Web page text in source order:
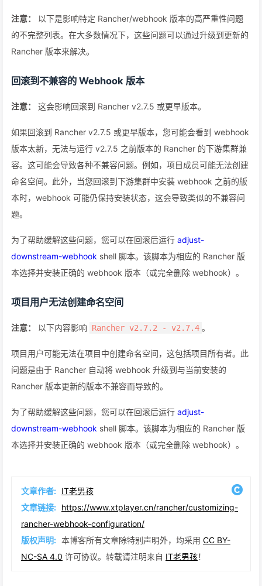
注意：
以下是影响特定 Rancher/webhook 版本的高严重性问题
的不完整列表。在大多数情况下，这些问题可以通过升级到更新的
Rancher 版本来解决。
回滚到不兼容的 Webhook 版本
注意： 这会影响回滚到 Rancher v2.7.5 或更早版本。
如果回滚到 Rancher v2.7.5 或更早版本，您可能会看到 webhook
版本太新，无法与运行 v2.7.5 之前版本的 Rancher 的下游集群兼
容。这可能会导致各种不兼容问题。例如，项目成员可能无法创建
命名空间。此外，当您回滚到下游集群中安装 webhook 之前的版
本时，webhook 可能仍保持安装状态，这会导致类似的不兼容问
题。
为了帮助缓解这些问题，您可以在回滚后运行 adjust-
downstream-webhook shell 脚本。该脚本为相应的 Rancher 版
本选择并安装正确的 webhook 版本（或完全删除 webhook）。
项目用户无法创建命名空间
注意： 以下内容影响 Rancher v2.7.2 - v2.7.4 。
项目用户可能无法在项目中创建命名空间，这包括项目所有者。此
问题是由于 Rancher 自动将 webhook 升级到与当前安装的
Rancher 版本更新的版本不兼容而导致的。
为了帮助缓解这些问题，您可以在回滚后运行 adjust-
downstream-webhook shell 脚本。该脚本为相应的 Rancher 版
本选择并安装正确的 webhook 版本（或完全删除 webhook）。
文章作者: IT老男孩
文章链接: https://www.xtplayer.cn/rancher/customizing-
rancher-webhook-configuration/
版权声明: 本博客所有文章除特别声明外，均采用 CC BY-
NC-SA 4.0 许可协议。转载请注明来自 IT老男孩！